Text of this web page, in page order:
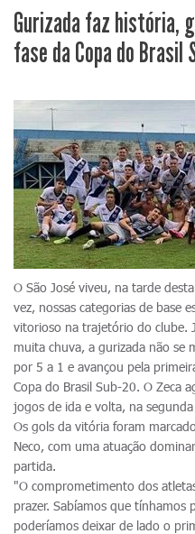
Gurizada faz história,
fase da Copa do Brasil
O São José viveu, na tarde
vez, nossas categorias de base
vitorioso na trajetório do clube.
muita chuva, a gurizada não se
por 5 a 1 e avançou pela
Copa do Brasil Sub-20. O Zeca
jogos de ida e volta, na
Os gols da vitória foram
Neco, com uma atuação
partida.
"O comprometimento dos
prazer. Sabíamos que
poderíamos deixar de lado o